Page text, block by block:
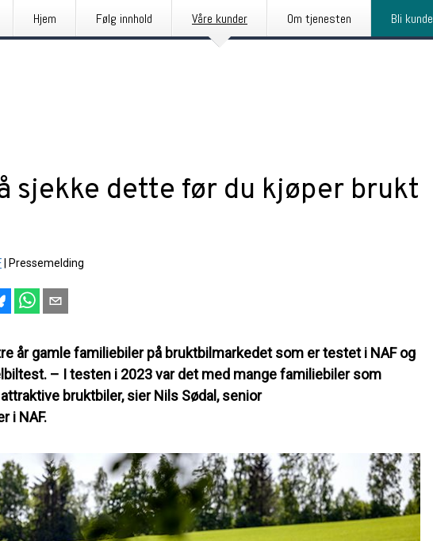
Hjem Følg innhold Våre kunder Om tjenesten Bli kunde
sjekke dette før du kjøper brukt
Pressemelding
år gamle familiebiler på bruktbilmarkedet som er testet i NAF og
– I testen i 2023 var det med mange familiebiler som
bruktbiler, sier Nils Sødal, senior
i NAF.